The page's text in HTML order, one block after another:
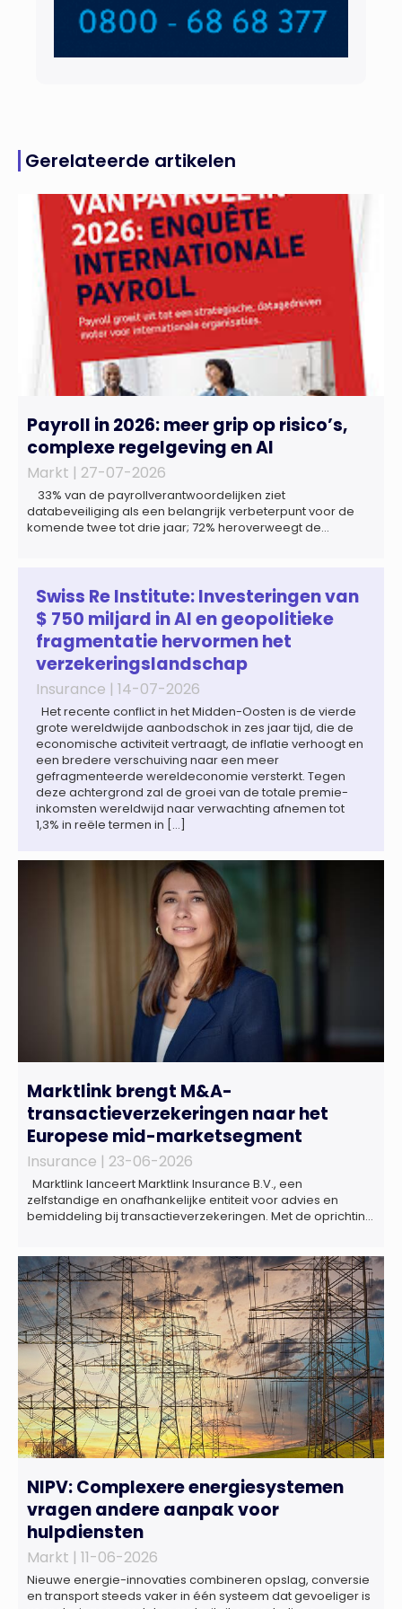
Gerelateerde artikelen
Payroll in 2026: meer grip op risico’s,
complexe regelgeving en AI
Markt | 27-07-2026
33% van de payrollverantwoordelijken ziet
databeveiliging als een belangrijk verbeterpunt voor de
komende twee tot drie jaar; 72% heroverweegt de
zich steeds vaker tot een zelfstandige bedrijfsfunctie: bij
43% van […]
Swiss Re Institute: Investeringen van
$ 750 miljard in AI en geopolitieke
fragmentatie hervormen het
verzekeringslandschap
Insurance | 14-07-2026
Het recente conflict in het Midden-Oosten is de vierde
grote wereldwijde aanbodschok in zes jaar tijd, die de
economische activiteit vertraagt, de inflatie verhoogt en
een bredere verschuiving naar een meer
gefragmenteerde wereldeconomie versterkt. Tegen
deze achtergrond zal de groei van de totale premie-
inkomsten wereldwijd naar verwachting afnemen tot
1,3% in reële termen in […]
Marktlink brengt M&A-
transactieverzekeringen naar het
Europese mid-marketsegment
Insurance | 23-06-2026
Marktlink lanceert Marktlink Insurance B.V., een
zelfstandige en onafhankelijke entiteit voor advies en
bemiddeling bij transactieverzekeringen. Met de oprichting
overnames verder uit. Naast M&A-advies kunnen
ondernemers, investeerders en dealteams vanaf nu ook
terecht voor ondersteuning op het gebied […]
NIPV: Complexere energiesystemen
vragen andere aanpak voor
hulpdiensten
Markt | 11-06-2026
Nieuwe energie-innovaties combineren opslag, conversie
en transport steeds vaker in één systeem dat gevoeliger is